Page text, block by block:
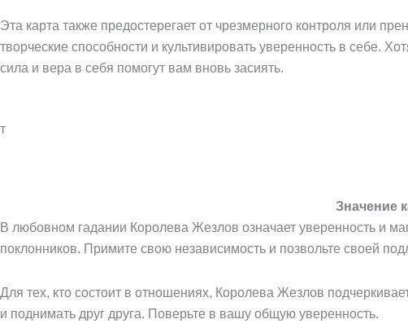
Эта карта также предостерегает от чрезмерного контроля или
творческие способности и культивировать уверенность в себе.
сила и вера в себя помогут вам вновь засиять.
т
Значение
В любовном гадании Королева Жезлов означает уверенность и
поклонников. Примите свою независимость и позвольте своей
Для тех, кто состоит в отношениях, Королева Жезлов
и поднимать друг друга. Поверьте в вашу общую уверенность.